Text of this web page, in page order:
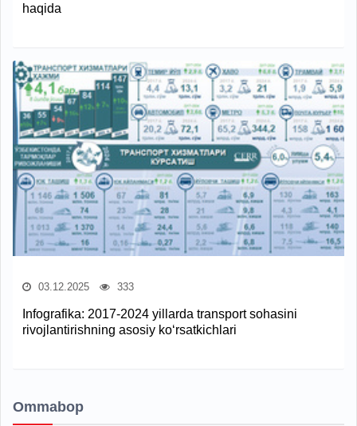
haqida
03.12.2025 333
Infografika: 2017-2024 yillarda transport sohasini
rivojlantirishning asosiy ko‘rsatkichlari
Ommabop